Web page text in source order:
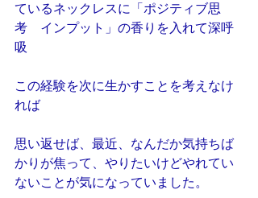
ているネックレスに「ポジティブ思
考　インプット」の香りを入れて深呼
吸
この経験を次に生かすことを考えなけ
れば
思い返せば、最近、なんだか気持ちば
かりが焦って、やりたいけどやれてい
ないことが気になっていました。